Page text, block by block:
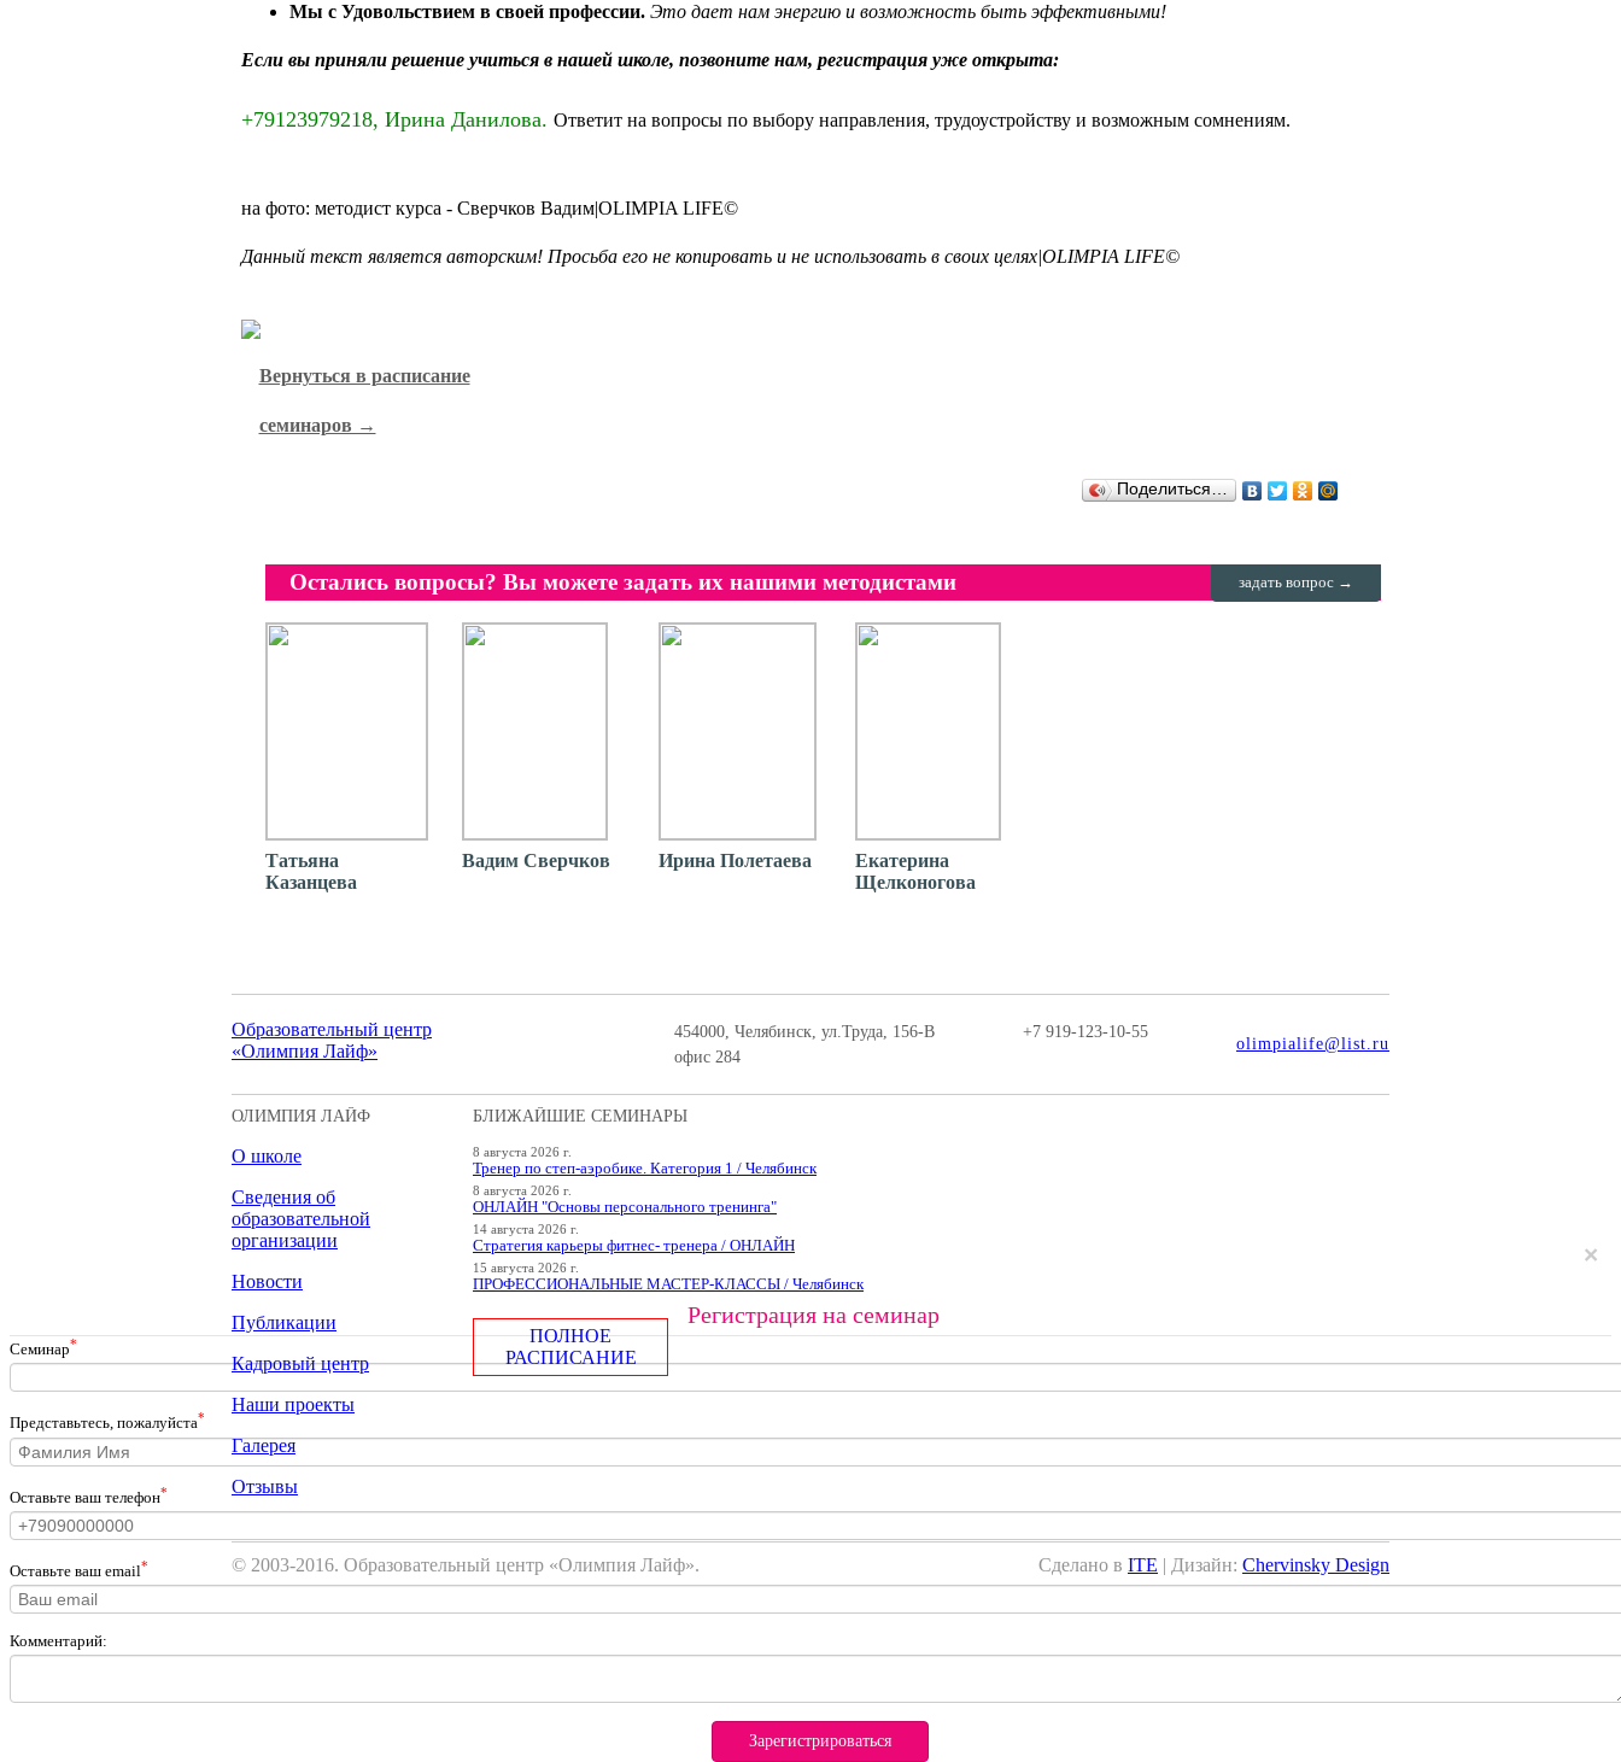
Мы с Удовольствием в своей профессии. Это дает нам энергию и возможность быть эффективными!
Если вы приняли решение учиться в нашей школе, позвоните нам, регистрация уже открыта:
+79123979218, Ирина Данилова. Ответит на вопросы по выбору направления, трудоустройству и возможным сомнениям.
на фото: методист курса - Сверчков Вадим|OLIMPIA LIFE©
Данный текст является авторским! Просьба его не копировать и не использовать в своих целях|OLIMPIA LIFE©
Вернуться в расписание
семинаров →
Поделиться…
Остались вопросы? Вы можете задать их нашими методистами задать вопрос →
Татьяна
Казанцева
Вадим Сверчков Ирина Полетаева
Екатерина
Щелконогова
Образовательный центр
«Олимпия Лайф»
olimpialife@list.ru
+7 919-123-10-55
454000, Челябинск, ул.Труда, 156-В
офис 284
ОЛИМПИЯ ЛАЙФ
О школе
Сведения об
образовательной
организации
Новости
Публикации
Кадровый центр
Наши проекты
Галерея
Отзывы
БЛИЖАЙШИЕ СЕМИНАРЫ
8 августа 2026 г.
Тренер по степ-аэробике. Категория 1 / Челябинск
8 августа 2026 г.
ОНЛАЙН "Основы персонального тренинга"
14 августа 2026 г.
Стратегия карьеры фитнес- тренера / ОНЛАЙН
15 августа 2026 г.
ПРОФЕССИОНАЛЬНЫЕ МАСТЕР-КЛАССЫ / Челябинск
ПОЛНОЕ
РАСПИСАНИЕ
© 2003-2016. Образовательный центр «Олимпия Лайф». Сделано в ITE | Дизайн: Chervinsky Design
×
Регистрация на семинар
Cеминар*
Представьтесь, пожалуйста*
Оставьте ваш телефон*
Оставьте ваш email*
Комментарий:
Зарегистрироваться